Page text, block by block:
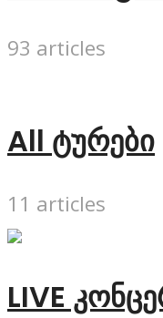
93 articles
All ტურები
11 articles
LIVE